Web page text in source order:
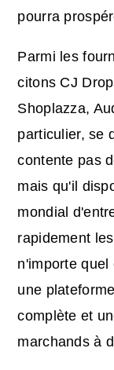
pourra
Parmi les
citons CJ
Shoplazza,
particulier, se
contente pas
mais qu'il
mondial
rapidement
n'importe
une
complète et
marchands à